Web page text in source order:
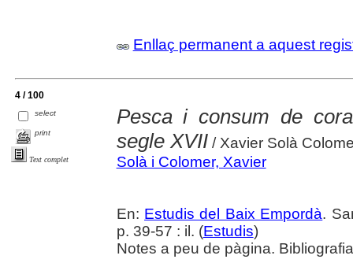
Enllaç permanent a aquest
4 / 100
select
print
Text complet
Pesca i consum de
segle XVII / Xavier Solà
Solà i Colomer, Xavier
En: Estudis del Baix Empordà.
p. 39-57 : il. (Estudis)
Notes a peu de pàgina.